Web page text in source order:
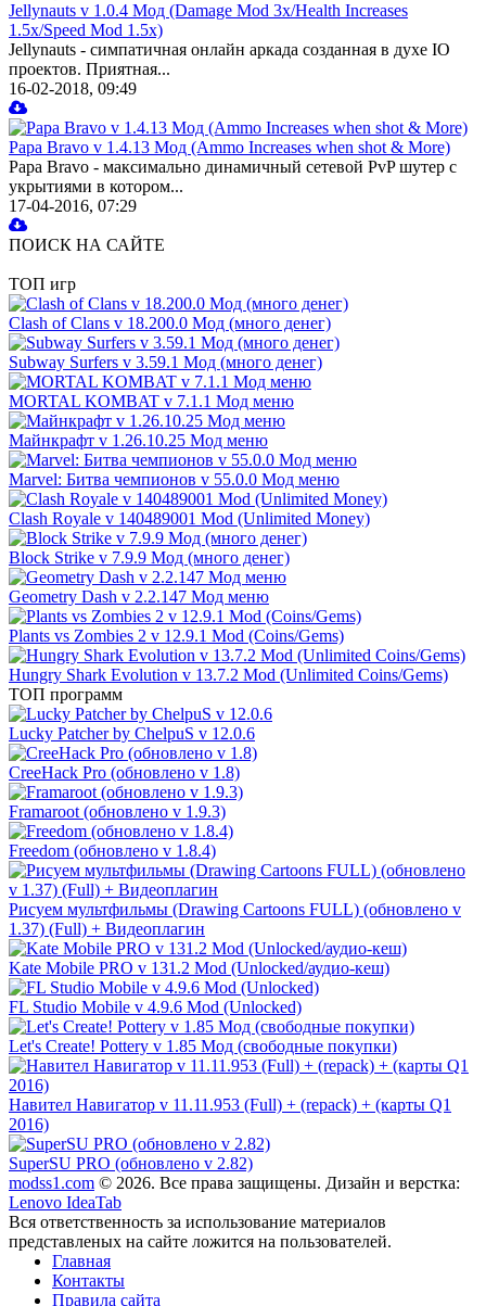
Jellynauts v 1.0.4 Мод (Damage Mod 3x/Health Increases
1.5x/Speed Mod 1.5x)
Jellynauts - симпатичная онлайн аркада созданная в духе IO
проектов. Приятная...
16-02-2018, 09:49
Papa Bravo v 1.4.13 Мод (Ammo Increases when shot & More)
Papa Bravo - максимально динамичный сетевой PvP шутер с
укрытиями в котором...
17-04-2016, 07:29
ПОИСК НА САЙТЕ
ТОП игр
Clash of Clans v 18.200.0 Мод (много денег)
Subway Surfers v 3.59.1 Мод (много денег)
MORTAL KOMBAT v 7.1.1 Мод меню
Майнкрафт v 1.26.10.25 Мод меню
Marvel: Битва чемпионов v 55.0.0 Мод меню
Clash Royale v 140489001 Mod (Unlimited Money)
Block Strike v 7.9.9 Мод (много денег)
Geometry Dash v 2.2.147 Мод меню
Plants vs Zombies 2 v 12.9.1 Mod (Coins/Gems)
Hungry Shark Evolution v 13.7.2 Mod (Unlimited Coins/Gems)
ТОП программ
Lucky Patcher by ChelpuS v 12.0.6
CreeHack Pro (обновлено v 1.8)
Framaroot (обновлено v 1.9.3)
Freedom (обновлено v 1.8.4)
Рисуем мультфильмы (Drawing Cartoons FULL) (обновлено v
1.37) (Full) + Видеоплагин
Kate Mobile PRO v 131.2 Mod (Unlocked/аудио-кеш)
FL Studio Mobile v 4.9.6 Mod (Unlocked)
Let's Create! Pottery v 1.85 Мод (свободные покупки)
Навител Навигатор v 11.11.953 (Full) + (repack) + (карты Q1
2016)
SuperSU PRO (обновлено v 2.82)
modss1.com © 2026. Все права защищены. Дизайн и верстка:
Lenovo IdeaTab
Вся ответственность за использование материалов
представленых на сайте ложится на пользователей.
Главная
Контакты
Правила сайта